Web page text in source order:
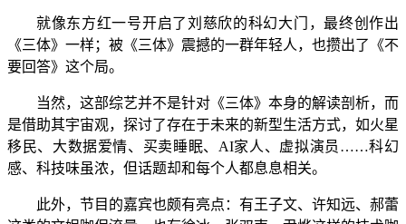
就像东方红一号开启了刘慈欣的科幻大门，最终创作出
《三体》一样；被《三体》震撼的一群年轻人，也攒出了《不
要回答》这个局。
当然，这部综艺并不是针对《三体》本身的解读剖析，而
是借助其宇宙观，探讨了存在于未来的新型生活方式，如火星
移民、大数据爱情、买卖睡眠、AI家人、虚拟演员……科幻
感、科技味虽浓，但话题却和每个人都息息相关。
此外，节目的嘉宾也颇有亮点：有王子文、许知远、郝蕾